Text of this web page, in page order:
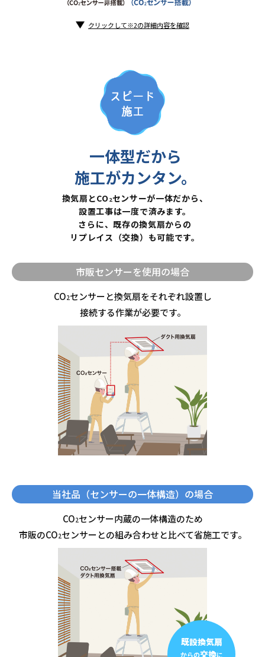
クリックして※2の詳細内容を確認
一体型だから
施工がカンタン。
換気扇とCO 2センサーが一体だから、
設置工事は一度で済みます。
さらに、既存の換気扇からの
リプレイス（交換）も可能です。
市販センサーを使用の場合
CO2センサーと換気扇をそれぞれ設置し
接続する作業が必要です。
当社品（センサーの一体構造）の場合
CO2センサー内蔵の一体構造のため
市販のCO2センサーとの組み合わせと比べて省施工です。
既設換気扇
からの交換に